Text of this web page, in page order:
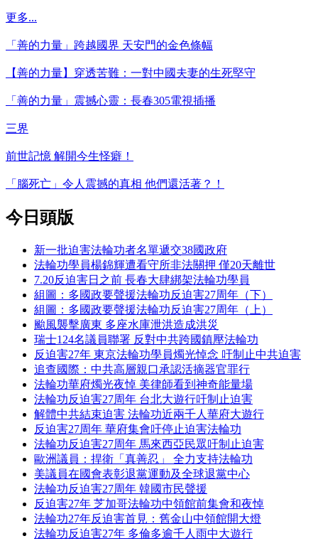
更多...
「善的力量」跨越國界 天安門的金色條幅
【善的力量】穿透苦難：一對中國夫妻的生死堅守
「善的力量」震撼心靈：長春305電視插播
三界
前世記憶 解開今生怪癖！
「腦死亡」令人震撼的真相 他們還活著？！
今日頭版
新一批迫害法輪功者名單遞交38國政府
法輪功學員楊錦輝遭看守所非法關押 僅20天離世
7.20反迫害日之前 長春大肆綁架法輪功學員
組圖：多國政要聲援法輪功反迫害27周年（下）
組圖：多國政要聲援法輪功反迫害27周年（上）
颱風襲擊廣東 多座水庫泄洪造成洪災
瑞士124名議員聯署 反對中共跨國鎮壓法輪功
反迫害27年 東京法輪功學員燭光悼念 吁制止中共迫害
追查國際：中共高層親口承認活摘器官罪行
法輪功華府燭光夜悼 美律師看到神奇能量場
法輪功反迫害27周年 台北大遊行吁制止迫害
解體中共結束迫害 法輪功近兩千人華府大遊行
反迫害27周年 華府集會吁停止迫害法輪功
法輪功反迫害27周年 馬來西亞民眾吁制止迫害
歐洲議員：捍衛「真善忍」 全力支持法輪功
美議員在國會表彰退黨運動及全球退黨中心
法輪功反迫害27周年 韓國市民聲援
反迫害27年 芝加哥法輪功中領館前集會和夜悼
法輪功27年反迫害首見：舊金山中領館開大燈
法輪功反迫害27年 多倫多逾千人雨中大遊行